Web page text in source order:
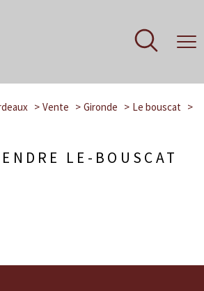
Vente Gironde
Le bouscat
LE-BOUSCAT